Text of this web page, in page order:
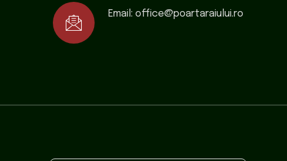
Email: office@poartaraiului.ro